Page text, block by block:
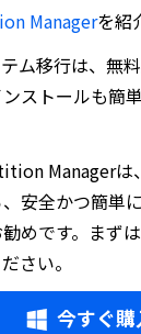
Managerを紹
ム移行は、無
ストールも簡
Managerは
安全かつ簡単
めです。まず
さい。
今すぐ購